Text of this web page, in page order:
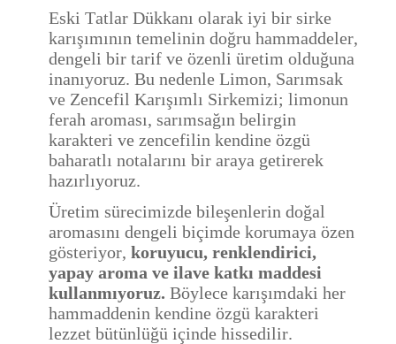
Eski Tatlar Dükkanı olarak iyi bir sirke
karışımının temelinin doğru hammaddeler,
dengeli bir tarif ve özenli üretim olduğuna
inanıyoruz. Bu nedenle Limon, Sarımsak
ve Zencefil Karışımlı Sirkemizi; limonun
ferah aroması, sarımsağın belirgin
karakteri ve zencefilin kendine özgü
baharatlı notalarını bir araya getirerek
hazırlıyoruz.
Üretim sürecimizde bileşenlerin doğal
aromasını dengeli biçimde korumaya özen
gösteriyor, koruyucu, renklendirici,
yapay aroma ve ilave katkı maddesi
kullanmıyoruz. Böylece karışımdaki her
hammaddenin kendine özgü karakteri
lezzet bütünlüğü içinde hissedilir.